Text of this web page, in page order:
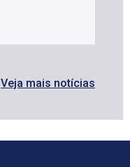
Veja mais notícias